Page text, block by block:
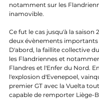
notamment sur les
inamovible.
Ce fut le cas jusqu'à la saison
deux évènements importants
D'abord, la faillite collective du
les Flandriennes et
Flandres et l'Enfer du Nord.
l'explosion d'Evenepoel,
premier GT avec la Vuelta
capable de remporter Liège-